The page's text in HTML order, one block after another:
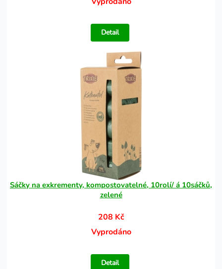
Detail
Sáčky na exkrementy, kompostovatelné, 10rolí/ á 10sáčků,
zelené
208 Kč
Vyprodáno
Detail